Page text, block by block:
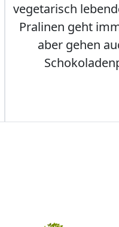
vegetarisch
Pralinen geht
aber gehen